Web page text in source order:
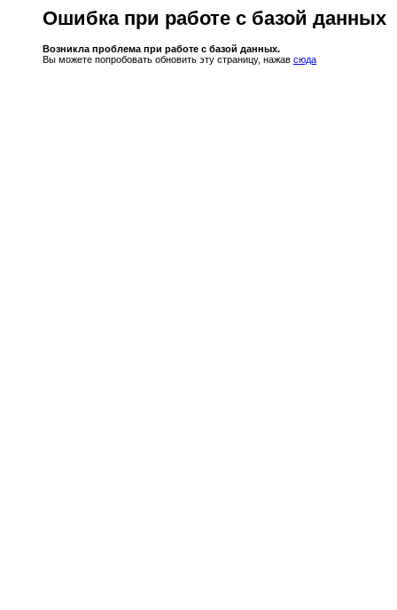
Ошибка при работе с базой данных
Возникла проблема при работе с базой данных.
Вы можете попробовать обновить эту страницу, нажав сюда